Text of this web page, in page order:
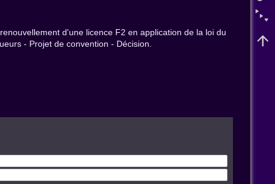
d'une licence F2 en application de la loi du
- Projet de convention - Décision.